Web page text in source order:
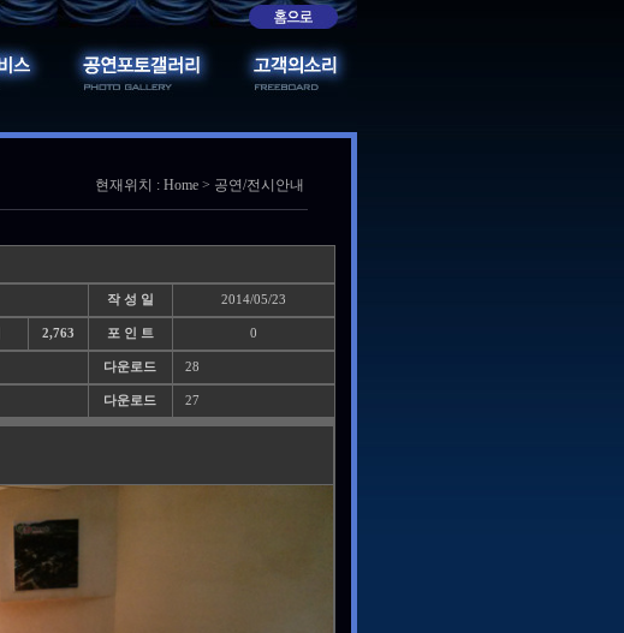
현재위치 : Home > 공연/전시안내
작 성 일 2014/05/23
2,763 포 인 트 0
다운로드 28
다운로드 27